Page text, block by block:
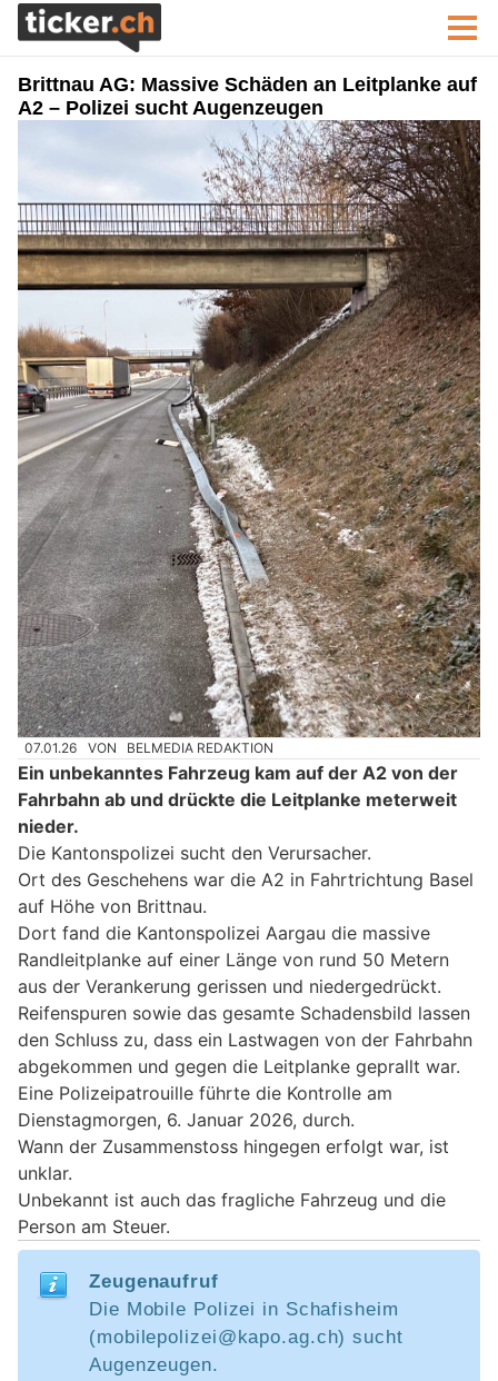
Brittnau AG: Massive Schäden an Leitplanke auf
A2 – Polizei sucht Augenzeugen
07.01.26 VON BELMEDIA REDAKTION
Ein unbekanntes Fahrzeug kam auf der A2 von der
Fahrbahn ab und drückte die Leitplanke meterweit
nieder.
Die Kantonspolizei sucht den Verursacher.
Ort des Geschehens war die A2 in Fahrtrichtung Basel
auf Höhe von Brittnau.
Dort fand die Kantonspolizei Aargau die massive
Randleitplanke auf einer Länge von rund 50 Metern
aus der Verankerung gerissen und niedergedrückt.
Reifenspuren sowie das gesamte Schadensbild lassen
den Schluss zu, dass ein Lastwagen von der Fahrbahn
abgekommen und gegen die Leitplanke geprallt war.
Eine Polizeipatrouille führte die Kontrolle am
Dienstagmorgen, 6. Januar 2026, durch.
Wann der Zusammenstoss hingegen erfolgt war, ist
unklar.
Unbekannt ist auch das fragliche Fahrzeug und die
Person am Steuer.
Zeugenaufruf
Die Mobile Polizei in Schafisheim
(mobilepolizei@kapo.ag.ch) sucht
Augenzeugen.